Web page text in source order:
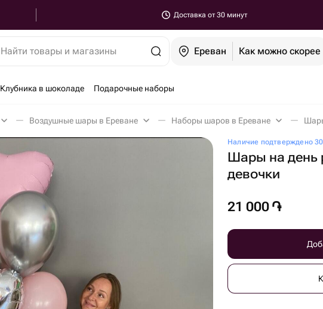
Доставка от 30 минут
Найти товары и магазины Ереван Как можно скорее
Клубника в шоколаде Подарочные наборы
Воздушные шары в Ереване Наборы шаров в Ереване
Наличие подтверждено
Шары на день
девочки
21 000 ֏